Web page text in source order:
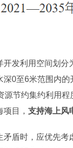
发利用空间划
0至6米范围内的
节约集约利用
目， 支持海上风
盾时，应优先